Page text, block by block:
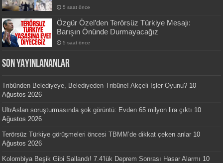
5 saat önce
Özgür Özel’den Terörsüz Türkiye Mesajı:
Barışın Önünde Durmayacağız
5 saat önce
SON YAYINLANANLAR
Tribünden Belediyeye, Belediyeden Tribüne! Akçeli İşler Oyunu? 10
Ağustos 2026
UltrAslan soruşturmasında şok görüntü: Evden 65 milyon lira çıktı 10
Ağustos 2026
Terörsüz Türkiye görüşmeleri öncesi TBMM’de dikkat çeken anlar 10
Ağustos 2026
Kolombiya Beşik Gibi Sallandı! 7.4’lük Deprem Sonrası Hasar Alarmı 10